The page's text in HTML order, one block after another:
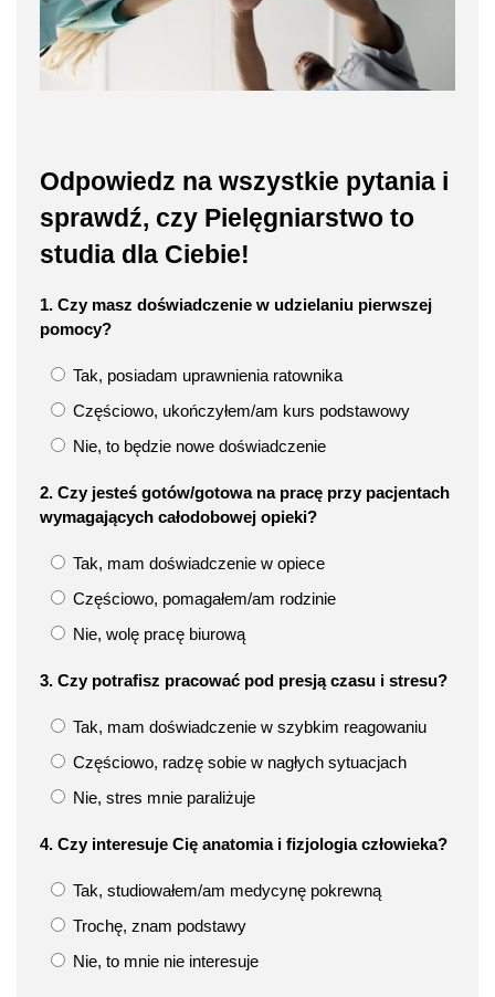
Odpowiedz na wszystkie pytania i
sprawdź, czy Pielęgniarstwo to
studia dla Ciebie!
1. Czy masz doświadczenie w udzielaniu pierwszej
pomocy?
Tak, posiadam uprawnienia ratownika
Częściowo, ukończyłem/am kurs podstawowy
Nie, to będzie nowe doświadczenie
2. Czy jesteś gotów/gotowa na pracę przy pacjentach
wymagających całodobowej opieki?
Tak, mam doświadczenie w opiece
Częściowo, pomagałem/am rodzinie
Nie, wolę pracę biurową
3. Czy potrafisz pracować pod presją czasu i stresu?
Tak, mam doświadczenie w szybkim reagowaniu
Częściowo, radzę sobie w nagłych sytuacjach
Nie, stres mnie paraliżuje
4. Czy interesuje Cię anatomia i fizjologia człowieka?
Tak, studiowałem/am medycynę pokrewną
Trochę, znam podstawy
Nie, to mnie nie interesuje